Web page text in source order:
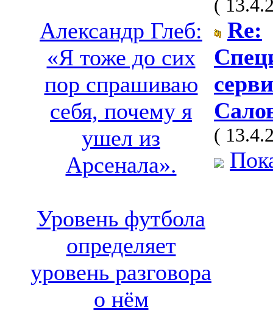
Александр Глеб:
«Я тоже до сих
пор спрашиваю
себя, почему я
ушел из
Арсенала».
Уровень футбола
определяет
уровень разговора
о нём
(
Re:
(